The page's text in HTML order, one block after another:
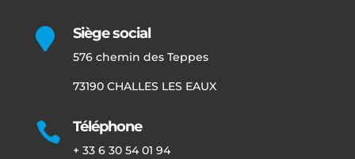
 Siège social
576 chemin des Teppes
73190 CHALLES LES EAUX
 Téléphone
+ 33 6 30 54 01 94